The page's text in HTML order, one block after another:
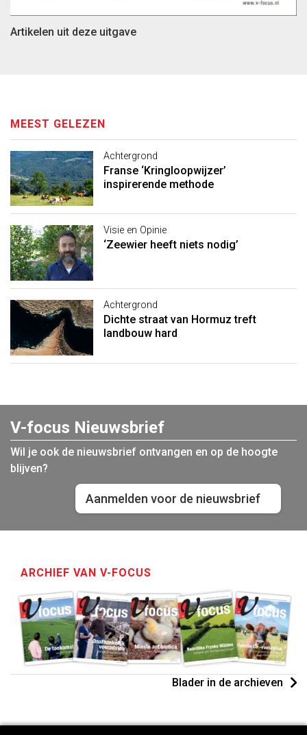
Artikelen uit deze uitgave
MEEST GELEZEN
Achtergrond
Franse ‘Kringloopwijzer’
inspirerende methode
Visie en Opinie
‘Zeewier heeft niets nodig’
Achtergrond
Dichte straat van Hormuz treft
landbouw hard
V-focus Nieuwsbrief
Wil je ook de nieuwsbrief ontvangen en op de hoogte
blijven?
Aanmelden voor de nieuwsbrief
ARCHIEF VAN V-FOCUS
Blader in de archieven